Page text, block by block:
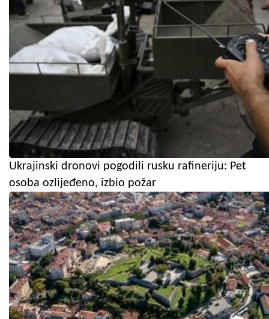
Ukrajinski dronovi pogodili rusku rafineriju: Pet
osoba ozlijeđeno, izbio požar